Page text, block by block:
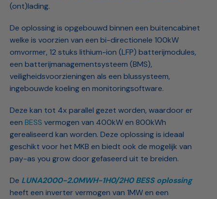
(ont)lading.
De oplossing is opgebouwd binnen een buitencabinet
welke is voorzien van een bi-directionele 100kW
omvormer, 12 stuks lithium-ion (LFP) batterijmodules,
een batterijmanagementsysteem (BMS),
veiligheidsvoorzieningen als een blussysteem,
ingebouwde koeling en monitoringsoftware.
Deze kan tot 4x parallel gezet worden, waardoor er
een BESS vermogen van 400kW en 800kWh
gerealiseerd kan worden. Deze oplossing is ideaal
geschikt voor het MKB en biedt ook de mogelijk van
pay-as you grow door gefaseerd uit te breiden.
De LUNA2000-2.0MWH-1H0/2H0 BESS oplossing
heeft een inverter vermogen van 1MW en een